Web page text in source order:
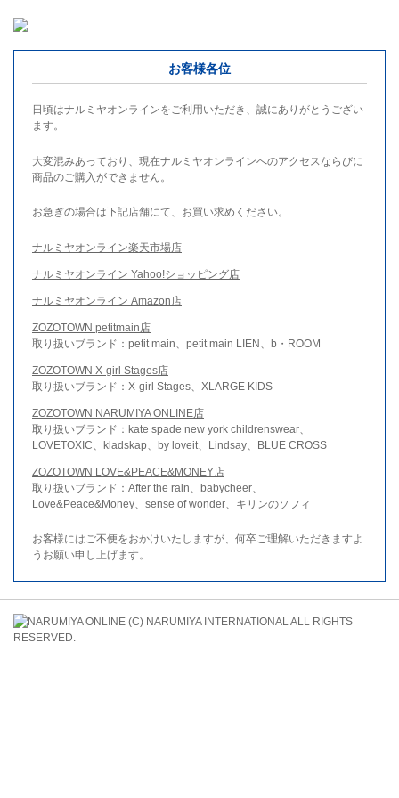
お客様各位
日頃はナルミヤオンラインをご利用いただき、誠にありがとうござい
ます。
大変混みあっており、現在ナルミヤオンラインへのアクセスならびに
商品のご購入ができません。
お急ぎの場合は下記店舗にて、お買い求めください。
ナルミヤオンライン楽天市場店
ナルミヤオンライン Yahoo!ショッピング店
ナルミヤオンライン Amazon店
ZOZOTOWN petitmain店
取り扱いブランド：petit main、petit main LIEN、b・ROOM
ZOZOTOWN X-girl Stages店
取り扱いブランド：X-girl Stages、XLARGE KIDS
ZOZOTOWN NARUMIYA ONLINE店
取り扱いブランド：kate spade new york childrenswear、
LOVETOXIC、kladskap、by loveit、Lindsay、BLUE CROSS
ZOZOTOWN LOVE&PEACE&MONEY店
取り扱いブランド：After the rain、babycheer、
Love&Peace&Money、sense of wonder、キリンのソフィ
お客様にはご不便をおかけいたしますが、何卒ご理解いただきますよ
うお願い申し上げます。